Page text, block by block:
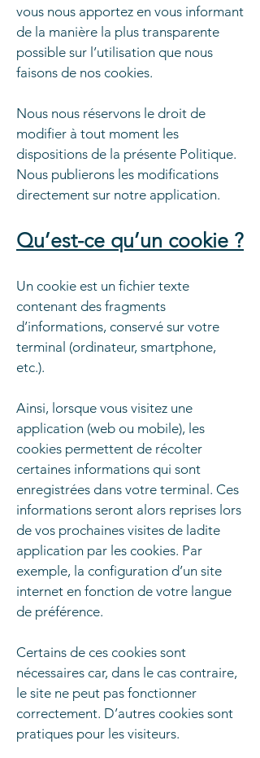
vous nous apportez en vous informant
de la manière la plus transparente
possible sur l’utilisation que nous
faisons de nos cookies.
Nous nous réservons le droit de
modifier à tout moment les
dispositions de la présente Politique.
Nous publierons les modifications
directement sur notre application.
Qu’est-ce qu’un cookie ?
Un cookie est un fichier texte
contenant des fragments
d’informations, conservé sur votre
terminal (ordinateur, smartphone,
etc.).
Ainsi, lorsque vous visitez une
application (web ou mobile), les
cookies permettent de récolter
certaines informations qui sont
enregistrées dans votre terminal. Ces
informations seront alors reprises lors
de vos prochaines visites de ladite
application par les cookies. Par
exemple, la configuration d’un site
internet en fonction de votre langue
de préférence.
Certains de ces cookies sont
nécessaires car, dans le cas contraire,
le site ne peut pas fonctionner
correctement. D’autres cookies sont
pratiques pour les visiteurs.